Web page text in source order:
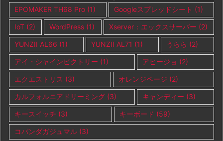
EPOMAKER TH68 Pro (1) Googleスプレッドシート (1)
IoT (2) WordPress (1) Xserver：エックスサーバー (2)
YUNZII AL66 (1) YUNZII AL71 (1) うらら (2)
アイ・シャインビクトリー (1) アヒージョ (2)
エクエストリス (3) オレンジページ (2)
カルフォルニアドリーミング (3) キャンディー (3)
キースイッチ (3) キーボード (59)
コパンダガジュマル (3)